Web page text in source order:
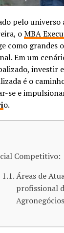
pelo universo
oMBA
como grandes
Em um
investir
é o
se e
o.
Competitivo:
Áreas de
profissional
Agronegócios